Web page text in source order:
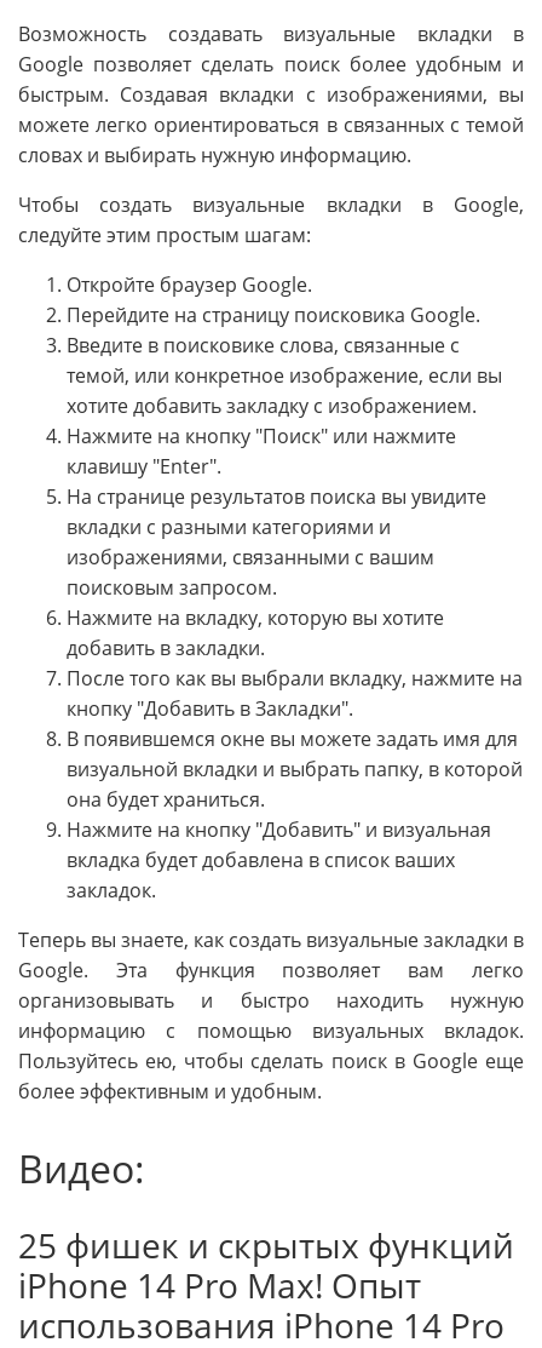
Возможность создавать визуальные вкладки в
Google позволяет сделать поиск более удобным и
быстрым. Создавая вкладки с изображениями, вы
можете легко ориентироваться в связанных с темой
словах и выбирать нужную информацию.
Чтобы создать визуальные вкладки в Google,
следуйте этим простым шагам:
Откройте браузер Google.
Перейдите на страницу поисковика Google.
Введите в поисковике слова, связанные с
темой, или конкретное изображение, если вы
хотите добавить закладку с изображением.
Нажмите на кнопку "Поиск" или нажмите
клавишу "Enter".
На странице результатов поиска вы увидите
вкладки с разными категориями и
изображениями, связанными с вашим
поисковым запросом.
Нажмите на вкладку, которую вы хотите
добавить в закладки.
После того как вы выбрали вкладку, нажмите на
кнопку "Добавить в Закладки".
В появившемся окне вы можете задать имя для
визуальной вкладки и выбрать папку, в которой
она будет храниться.
Нажмите на кнопку "Добавить" и визуальная
вкладка будет добавлена в список ваших
закладок.
Теперь вы знаете, как создать визуальные закладки в
Google. Эта функция позволяет вам легко
организовывать и быстро находить нужную
информацию с помощью визуальных вкладок.
Пользуйтесь ею, чтобы сделать поиск в Google еще
более эффективным и удобным.
Видео:
25 фишек и скрытых функций
iPhone 14 Pro Max! Опыт
использования iPhone 14 Pro